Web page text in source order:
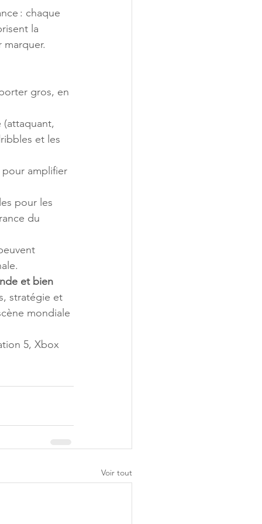
: chaque
la
gros, en
(attaquant,
et les
pour amplifier
pour les
du
et bien
stratégie et
mondiale
5, Xbox
Voir tout